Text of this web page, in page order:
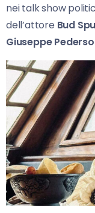
nei talk show
dell’attore Bud
Giuseppe